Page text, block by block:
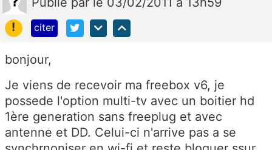
!
citer
bonjour,
Je viens de recevoir ma freebox v6, je
possede l'option multi-tv avec un boitier hd
1ère generation sans freeplug et avec
antenne et DD. Celui-ci n'arrive pas a se